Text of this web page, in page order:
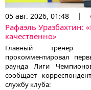
05 авг. 2026, 01:48
Рафаэль Уразбахтин:
качественно»
Главный тренер
прокомментировал
раунда Лиги
сообщает
службу клуба: